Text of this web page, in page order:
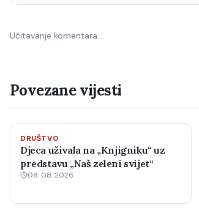
Učitavanje komentara…
Povezane vijesti
DRUŠTVO
Djeca uživala na „Knjigniku“ uz
predstavu „Naš zeleni svijet“
08. 08. 2026.